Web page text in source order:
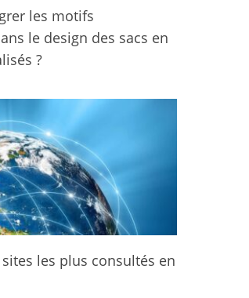
les motifs
le design des sacs en
?
les plus consultés en